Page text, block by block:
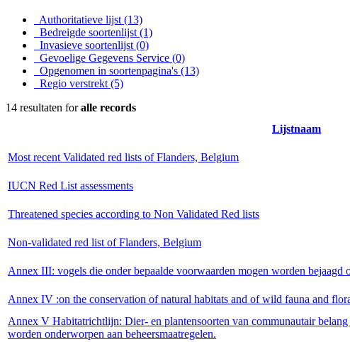
Authoritatieve lijst (13)
Bedreigde soortenlijst (1)
Invasieve soortenlijst (0)
Gevoelige Gegevens Service (0)
Opgenomen in soortenpagina's (13)
Regio verstrekt (5)
14 resultaten foralle records
Lijstnaam
Most recent Validated red lists of Flanders, Belgium
IUCN Red List assessments
Threatened species according to Non Validated Red lists
Non-validated red list of Flanders, Belgium
Annex III: vogels die onder bepaalde voorwaarden mogen worden bejaagd
Annex IV :on the conservation of natural habitats and of wild fauna and
Annex V Habitatrichtlijn: Dier- en plantensoorten van communautair
worden onderworpen aan beheersmaatregelen.